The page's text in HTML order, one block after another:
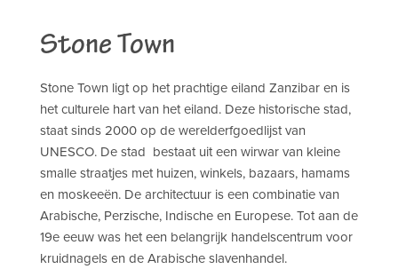
Stone Town
Stone Town ligt op het prachtige eiland Zanzibar en is
het culturele hart van het eiland. Deze historische stad,
staat sinds 2000 op de werelderfgoedlijst van
UNESCO. De stad bestaat uit een wirwar van kleine
smalle straatjes met huizen, winkels, bazaars, hamams
en moskeeën. De architectuur is een combinatie van
Arabische, Perzische, Indische en Europese. Tot aan de
19e eeuw was het een belangrijk handelscentrum voor
kruidnagels en de Arabische slavenhandel.